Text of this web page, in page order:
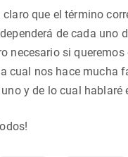
claro que el término
de cada
necesario si
cual nos hace mucha
y de lo cual hablaré